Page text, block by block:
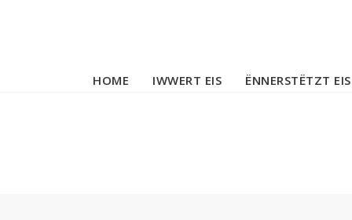
HOME IWWERT EIS ËNNERSTËTZT